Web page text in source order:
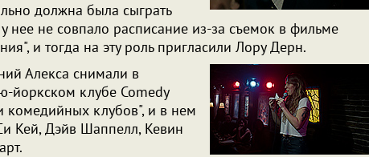
должна была сыграть
нее не совпало расписание из-за съемок в фильме
и тогда на эту роль пригласили Лору Дерн.
Алекса снимали в
йоркском клубе Comedy
комедийных клубов", и в нем
Кей, Дэйв Шаппелл, Кевин